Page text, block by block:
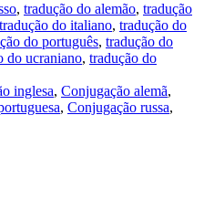
, tradução do alemão, tradução
tradução do italiano, tradução do
do português, tradução do
do ucraniano, tradução do
inglesa, Conjugação alemã,
, Conjugação russa,